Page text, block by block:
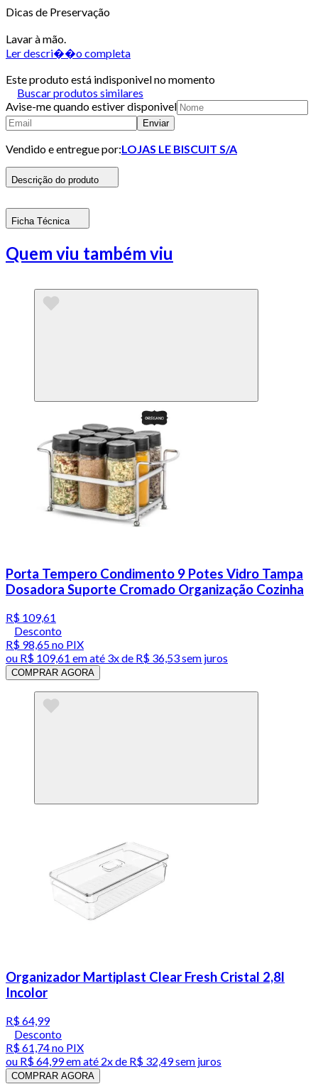
Dicas de Preservação
Lavar à mão.
Ler descri��o completa
Este produto está indisponivel no momento
Buscar produtos similares
Avise-me quando estiver disponivel
Enviar
Vendido e entregue por:LOJAS LE BISCUIT S/A
Descrição do produto
Ficha Técnica
Quem viu também viu
Porta Tempero Condimento 9 Potes Vidro Tampa
Dosadora Suporte Cromado Organização Cozinha
R$ 109,61
Desconto
R$ 98,65no PIX
ou R$ 109,61 em até 3x de R$ 36,53 sem juros
COMPRAR AGORA
Organizador Martiplast Clear Fresh Cristal 2,8l
Incolor
R$ 64,99
Desconto
R$ 61,74no PIX
ou R$ 64,99em até 2x de R$ 32,49 sem juros
COMPRAR AGORA